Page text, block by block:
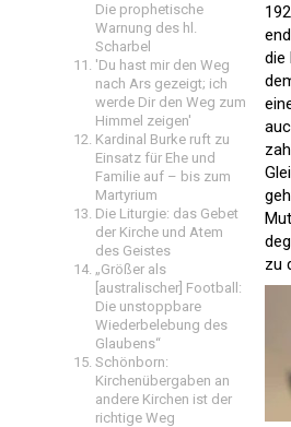
Die prophetische
Warnung des hl.
Scharbel
'Du hast mir den Weg
nach Ars gezeigt; ich
werde Dir den Weg zum
Himmel zeigen'
Kardinal Burke ruft zu
Einsatz für Ehe und
Familie auf – bis zum
Martyrium
Die Liturgie: das Gebet
der Kirche und Atem
des Geistes
„Größer als
[australischer] Football:
Die unstoppbare
Wiederbelebung des
Glaubens“
Schönborn:
Kirchenübergaben an
andere Kirchen ist der
richtige Weg
die
zu